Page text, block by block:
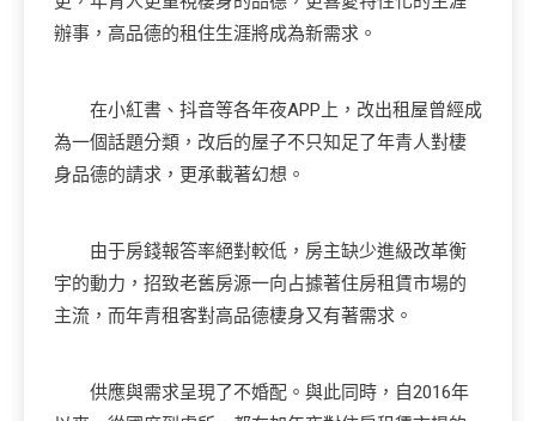
辦事，高品德的租住生涯將成為新需求。
在小紅書、抖音等各年夜APP上，改出租屋曾經成
為一個話題分類，改后的屋子不只知足了年青人對棲
身品德的請求，更承載著幻想。
由于房錢報答率絕對較低，房主缺少進級改革衡
宇的動力，招致老舊房源一向占據著住房租賃市場的
主流，而年青租客對高品德棲身又有著需求。
供應與需求呈現了不婚配。與此同時，自2016年